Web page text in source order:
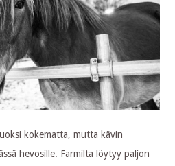
kokematta, mutta kävin
hevosille. Farmilta löytyy paljon